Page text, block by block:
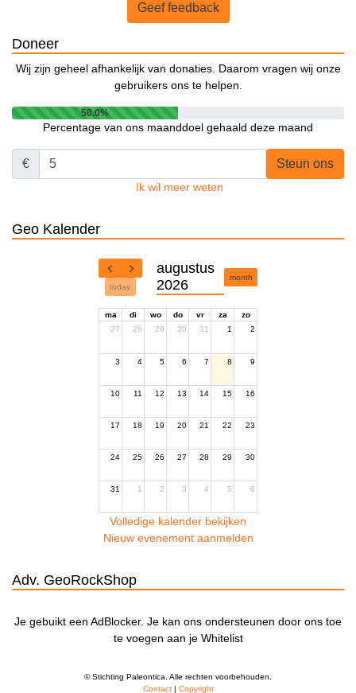
Geef feedback
Doneer
Wij zijn geheel afhankelijk van donaties. Daarom vragen wij onze
gebruikers ons te helpen.
50.0%
Percentage van ons maanddoel gehaald deze maand
€ Steun ons
Ik wil meer weten
Geo Kalender
today
augustus
2026
month
ma di wo do vr za
zo
27
28 29 30 31 1 2
3 4 5 6 7 8 9
10 11 12 13 14 15 16
17 18 19 20 21 22 23
24 25 26 27 28 29 30
31 1 2 3 4 5 6
Volledige kalender bekijken
Nieuw evenement aanmelden
Adv. GeoRockShop
Je gebuikt een AdBlocker. Je kan ons ondersteunen door ons toe
te voegen aan je Whitelist
© Stichting Paleontica. Alle rechten voorbehouden.
Contact| Copyright